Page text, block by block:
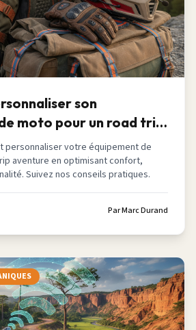
son
moto pour un road trip
personnaliser votre équipement de
aventure en optimisant confort,
Suivez nos conseils pratiques.
ParMarc Durand